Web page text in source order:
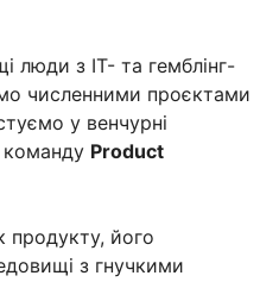
люди з IT- та гемблінг-
численними проєктами
у венчурні
команду Product
його
з гнучкими